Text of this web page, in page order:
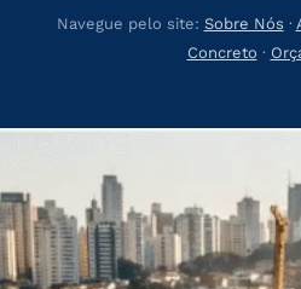
Navegue pelo site: Sobre Nós ·
Concreto ·